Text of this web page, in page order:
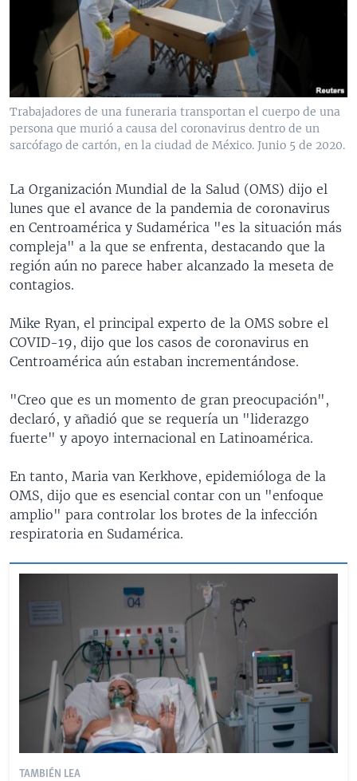
VENEZUELA
BRASIL
NICARAGUA
ECONOMÍA
ENTRETENIMIENTO Y CULTURA
TECNOLOGÍA
DEPORTES
CIENCIA Y SALUD
MULTIMEDIA
VIDEOS
FOTOGRAFÍA
AUDIOS
PROGRAMAS TV
EL MUNDO AL DÍA
FORO INTERAMERICANO
VISIÓN 360
PANORAMA
RADIO
AVANCE INFORMATIVO
AUDIONOTICIAS
ESTADOS UNIDOS AL DÍA
EL MUNDO AL DÍA [RADIO]
FORO [RADIO]
DEPORTIVO INTERNACIONAL
ENTRETENIMIENTO
DIRECT
DOCUMENTALES DE LA VOA
SÍGANOS
Idiomas
Trabajadores de una funeraria transportan el cuerpo de una
persona que murió a causa del coronavirus dentro de un
sarcófago de cartón, en la ciudad de México. Junio 5 de 2020.
La Organización Mundial de la Salud (OMS) dijo el
lunes que el avance de la pandemia de coronavirus
en Centroamérica y Sudamérica "es la situación más
compleja" a la que se enfrenta, destacando que la
región aún no parece haber alcanzado la meseta de
contagios.
Mike Ryan, el principal experto de la OMS sobre el
COVID-19, dijo que los casos de coronavirus en
Centroamérica aún estaban incrementándose.
"Creo que es un momento de gran preocupación",
declaró, y añadió que se requería un "liderazgo
fuerte" y apoyo internacional en Latinoamérica.
En tanto, Maria van Kerkhove, epidemióloga de la
OMS, dijo que es esencial contar con un "enfoque
amplio" para controlar los brotes de la infección
respiratoria en Sudamérica.
TAMBIÉN LEA